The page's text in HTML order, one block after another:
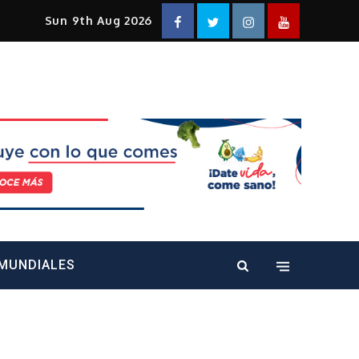
Sun 9th Aug 2026 FacebookTwitterInstagramYouTube